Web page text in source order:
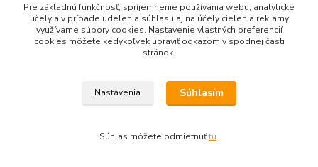
pack) 3 farby!
8,90 €/ks
Zvoliť variant
Pre základnú funkčnosť, spríjemnenie používania webu, analytické
účely a v prípade udelenia súhlasu aj na účely cielenia reklamy
využívame súbory cookies. Nastavenie vlastných preferencií
cookies môžete kedykoľvek upraviť odkazom v spodnej časti
stránok.
Nastavenia Súhlasím
Súhlas môžete odmietnuťtu.